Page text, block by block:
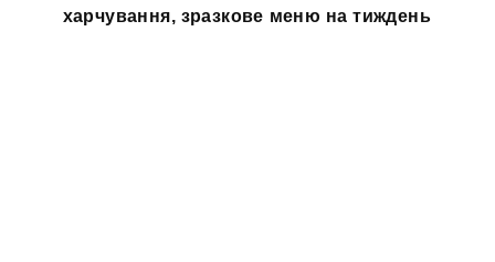
харчування, зразкове меню на тиждень